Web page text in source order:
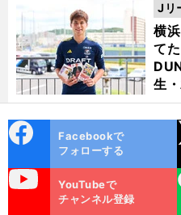
横
て
生
った
Jリ
ok
Facebookで
フォローする
YouTubeで
チャンネル登録
LINE